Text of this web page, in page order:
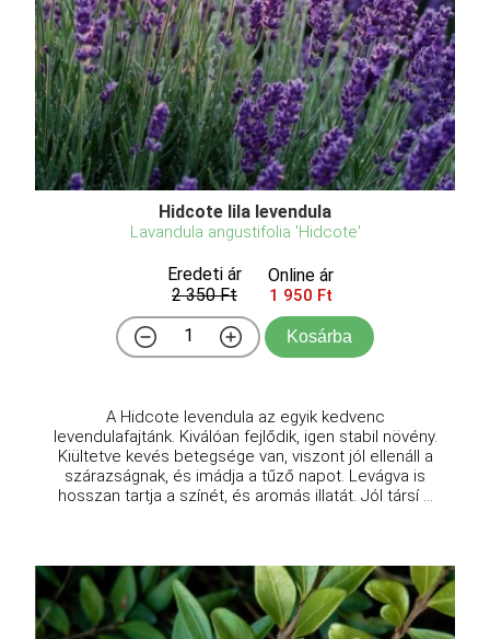
Hidcote lila levendula
Lavandula angustifolia 'Hidcote'
Eredeti ár
2 350 Ft
Online ár
1 950 Ft
Kosárba
A Hidcote levendula az egyik kedvenc
levendulafajtánk. Kiválóan fejlődik, igen stabil növény.
Kiültetve kevés betegsége van, viszont jól ellenáll a
szárazságnak, és imádja a tűző napot. Levágva is
hosszan tartja a színét, és aromás illatát. Jól társí ...